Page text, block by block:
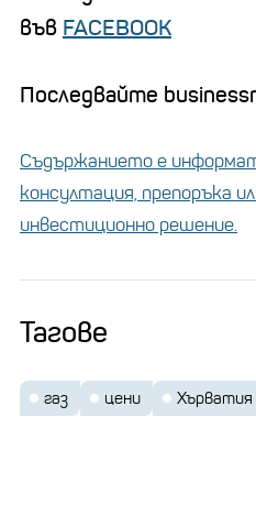
във FACEBOOK
Последвайте
Съдържанието е
консултация, препоръка
инвестиционно решение.
Тагове
газ цени Хърватия